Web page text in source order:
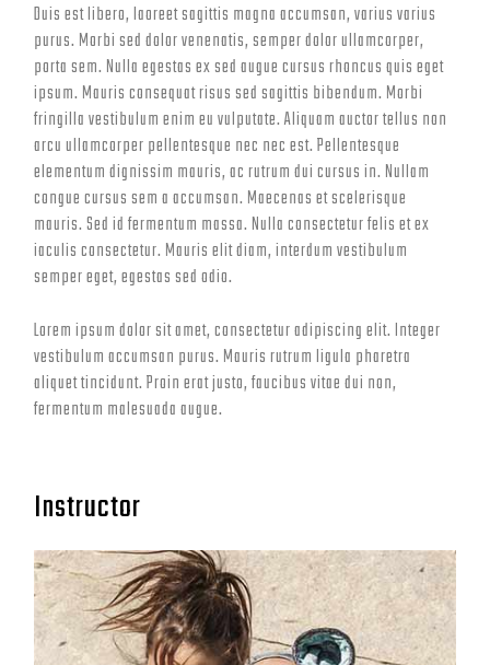
Duis est libero, laoreet sagittis magna accumsan, varius varius
purus. Morbi sed dolor venenatis, semper dolor ullamcorper,
porta sem. Nulla egestas ex sed augue cursus rhoncus quis eget
ipsum. Mauris consequat risus sed sagittis bibendum. Morbi
fringilla vestibulum enim eu vulputate. Aliquam auctor tellus non
arcu ullamcorper pellentesque nec nec est. Pellentesque
elementum dignissim mauris, ac rutrum dui cursus in. Nullam
congue cursus sem a accumsan. Maecenas et scelerisque
mauris. Sed id fermentum massa. Nulla consectetur felis et ex
iaculis consectetur. Mauris elit diam, interdum vestibulum
semper eget, egestas sed odio.
Lorem ipsum dolor sit amet, consectetur adipiscing elit. Integer
vestibulum accumsan purus. Mauris rutrum ligula pharetra
aliquet tincidunt. Proin erat justo, faucibus vitae dui non,
fermentum malesuada augue.
Instructor